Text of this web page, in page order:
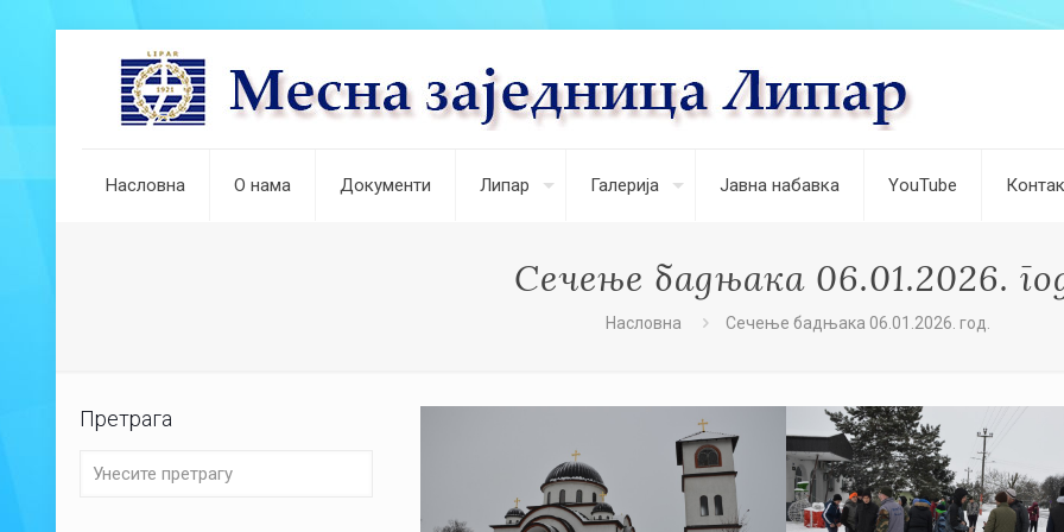
Насловна О нама Документи Липар Галерија Јавна набавка YouTube
Сечење бадњака 06.01.2026.
Насловна Сечење бадњака 06.01.2026. год.
Претрага